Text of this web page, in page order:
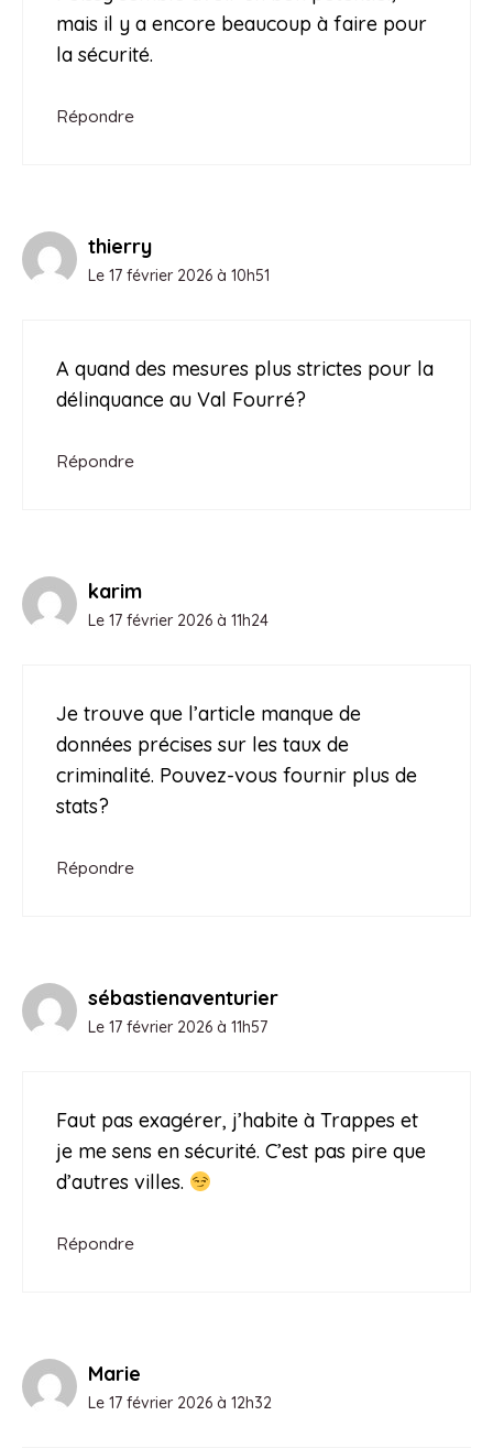
mais il y a encore beaucoup à faire pour
la sécurité.
Répondre
thierry
Le 17 février 2026 à 10h51
A quand des mesures plus strictes pour la
délinquance au Val Fourré?
Répondre
karim
Le 17 février 2026 à 11h24
Je trouve que l’article manque de
données précises sur les taux de
criminalité. Pouvez-vous fournir plus de
stats?
Répondre
sébastienaventurier
Le 17 février 2026 à 11h57
Faut pas exagérer, j’habite à Trappes et
je me sens en sécurité. C’est pas pire que
d’autres villes.
Répondre
Marie
Le 17 février 2026 à 12h32